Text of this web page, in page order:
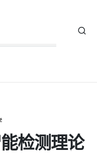
检测理论